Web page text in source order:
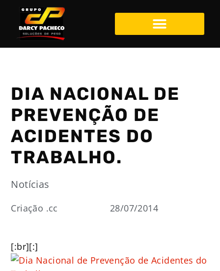
DIA NACIONAL DE
PREVENÇÃO DE
ACIDENTES DO
TRABALHO.
Notícias
Criação .cc 28/07/2014
[:br][:]